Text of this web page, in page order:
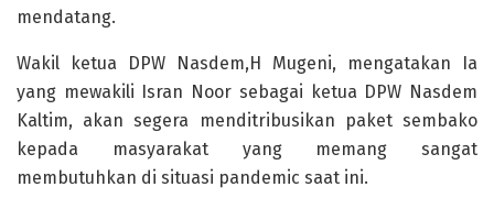
mendatang.
Wakil ketua DPW Nasdem,H Mugeni, mengatakan Ia
yang mewakili Isran Noor sebagai ketua DPW Nasdem
Kaltim, akan segera menditribusikan paket sembako
kepada masyarakat yang memang sangat
membutuhkan di situasi pandemic saat ini.